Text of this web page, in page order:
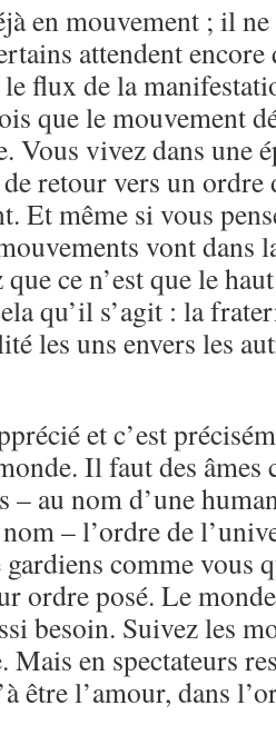
en mouvement ; il
attendent
flux de la
que le mouvement
Vous vivez dans une
retour vers un ordre
Et même si vous
vont dans
ce n’est que le
qu’il s’agit : la
les uns envers les
et c’est
Il faut des
– au nom d’une
– l’ordre de
gardiens comme vous
ordre posé. Le
besoin. Suivez les
Mais en spectateurs
être l’amour, dans